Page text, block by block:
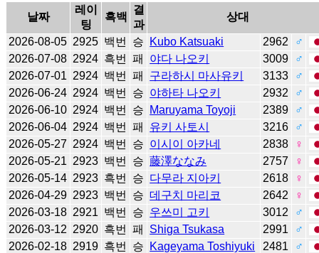
날짜
레이
팅
흑백
결
과
상대
2026-08-05 2925 백번 승 Kubo Katsuaki 2962
♂
2026-07-08 2924 흑번 패 야다 나오키 3009
♂
2026-07-01 2924 백번 패 구라하시 마사유키 3133
♂
2026-06-24 2924 백번 승 야하타 나오키 2932
♂
2026-06-10 2924 백번 승 Maruyama Toyoji 2389
♂
2026-06-04 2924 백번 패 유키 사토시 3216
♂
2026-05-27 2924 백번 승 이시이 아카네 2838
♀
2026-05-21 2923 백번 승 藤澤ななみ 2757
♀
2026-05-14 2923 흑번 승 다무라 지아키 2618
♀
2026-04-29 2923 백번 승 데구치 마리코 2642
♀
2026-03-18 2921 백번 승 우쓰미 고키 3012
♂
2026-03-12 2920 흑번 패 Shiga Tsukasa 2991
♂
2026-02-18 2919 흑번 승 Kageyama Toshiyuki 2481
♂